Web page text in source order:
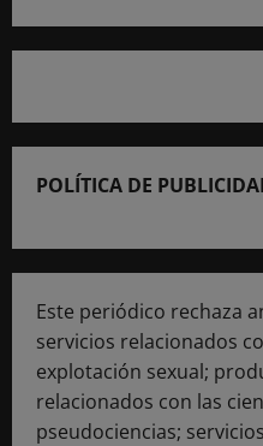
POLÍTICA DE
Este periódico rechaza
servicios relacionados
explotación sexual;
relacionados con las
pseudociencias;